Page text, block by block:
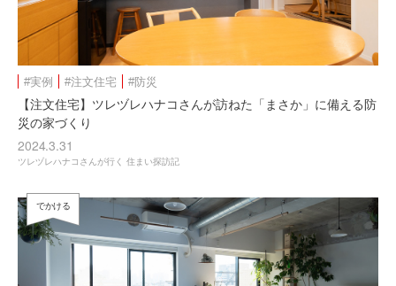
#実例 #注文住宅 #防災
【注文住宅】ツレヅレハナコさんが訪ねた「まさか」に備える防
災の家づくり
2024.3.31
ツレヅレハナコさんが行く 住まい探訪記
でかける